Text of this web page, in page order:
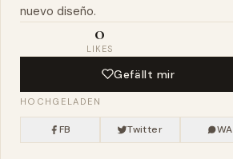
nuevo diseño.
0
LIKES
Gefällt mir
HOCHGELADEN
FB Twitter WA